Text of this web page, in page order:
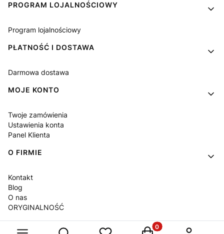
Otwórz wyszukiwarkę Produkty w koszyku:
PROGRAM LOJALNOŚCIOWY
Program lojalnościowy
PŁATNOŚĆ I DOSTAWA
Darmowa dostawa
MOJE KONTO
Twoje zamówienia
Ustawienia konta
Panel Klienta
O FIRMIE
Kontakt
Blog
O nas
ORYGINALNOŚĆ